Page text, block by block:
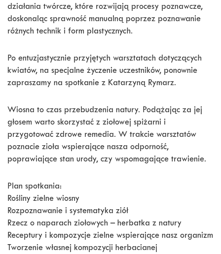
działania twórcze, które rozwijają procesy poznawcze,
doskonaląc sprawność manualną poprzez poznawanie
różnych technik i form plastycznych.
Po entuzjastycznie przyjętych warsztatach dotyczących
kwiatów, na specjalne życzenie uczestników, ponownie
zapraszamy na spotkanie z Katarzyną Rymarz.
Wiosna to czas przebudzenia natury. Podążając za jej
głosem warto skorzystać z ziołowej spiżarni i
przygotować zdrowe remedia. W trakcie warsztatów
poznacie zioła wspierające nasza odporność,
poprawiające stan urody, czy wspomagające trawienie.
Plan spotkania:
Rośliny zielne wiosny
Rozpoznawanie i systematyka ziół
Rzecz o naparach ziołowych – herbatka z natury
Receptury i kompozycje zielne wspierające nasz organizm
Tworzenie własnej kompozycji herbacianej